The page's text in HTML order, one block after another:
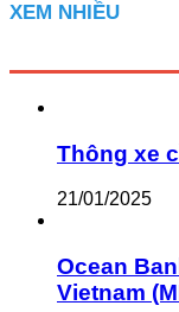
XEM NHIỀU
Thông xe
21/01/2025
Ocean
Vietnam